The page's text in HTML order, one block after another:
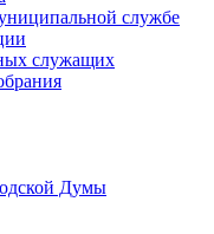
службе
служащих
Думы